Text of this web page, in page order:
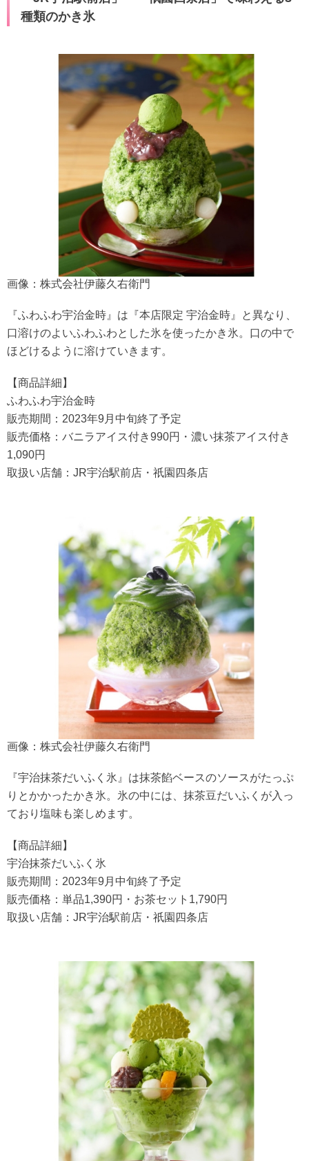
種類のかき氷
画像：株式会社伊藤久右衛門
『ふわふわ宇治金時』は『本店限定 宇治金時』と異なり、
口溶けのよいふわふわとした氷を使ったかき氷。口の中で
ほどけるように溶けていきます。
【商品詳細】
ふわふわ宇治金時
販売期間：2023年9月中旬終了予定
販売価格：バニラアイス付き990円・濃い抹茶アイス付き
1,090円
取扱い店舗：JR宇治駅前店・祇園四条店
画像：株式会社伊藤久右衛門
『宇治抹茶だいふく氷』は抹茶餡ベースのソースがたっぷ
りとかかったかき氷。氷の中には、抹茶豆だいふくが入っ
ており塩味も楽しめます。
【商品詳細】
宇治抹茶だいふく氷
販売期間：2023年9月中旬終了予定
販売価格：単品1,390円・お茶セット1,790円
取扱い店舗：JR宇治駅前店・祇園四条店